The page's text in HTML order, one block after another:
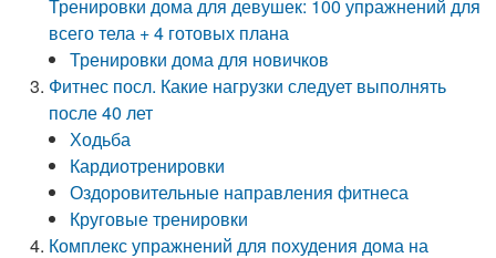
Тренировки дома для девушек: 100 упражнений для
всего тела + 4 готовых плана
Тренировки дома для новичков
Фитнес посл. Какие нагрузки следует выполнять
после 40 лет
Ходьба
Кардиотренировки
Оздоровительные направления фитнеса
Круговые тренировки
Комплекс упражнений для похудения дома на